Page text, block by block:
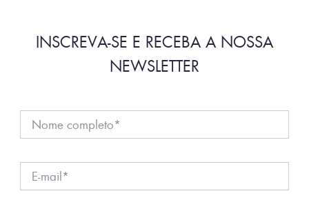
INSCREVA-SE E RECEBA A NOSSA
NEWSLETTER